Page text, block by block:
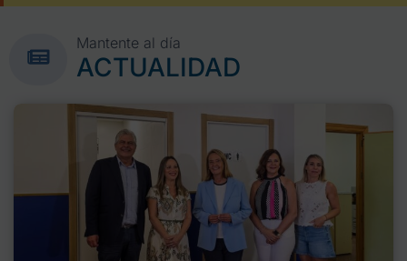
Mantente al día
ACTUALIDAD